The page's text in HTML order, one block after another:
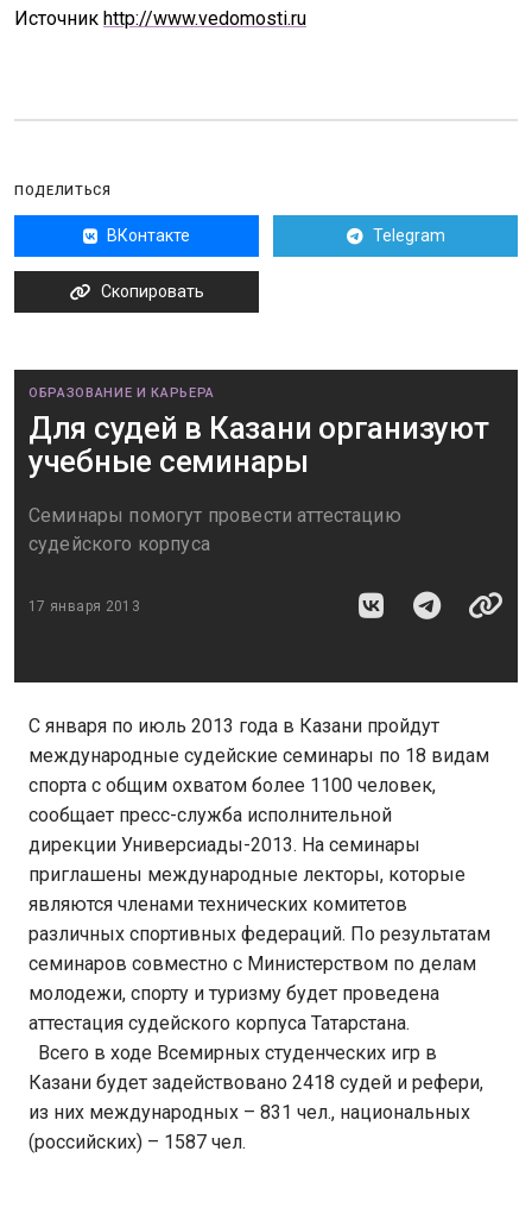
Источник http://www.vedomosti.ru
ПОДЕЛИТЬСЯ
ВКонтакте Telegram
Скопировать
ОБРАЗОВАНИЕ И КАРЬЕРА
Для судей в Казани организуют
учебные семинары
Семинары помогут провести аттестацию
судейского корпуса
17 января 2013
С января по июль 2013 года в Казани пройдут
международные судейские семинары по 18 видам
спорта с общим охватом более 1100 человек,
сообщает пресс-служба исполнительной
дирекции Универсиады-2013. На семинары
приглашены международные лекторы, которые
являются членами технических комитетов
различных спортивных федераций. По результатам
семинаров совместно с Министерством по делам
молодежи, спорту и туризму будет проведена
аттестация судейского корпуса Татарстана.
Всего в ходе Всемирных студенческих игр в
Казани будет задействовано 2418 судей и рефери,
из них международных – 831 чел., национальных
(российских) – 1587 чел.